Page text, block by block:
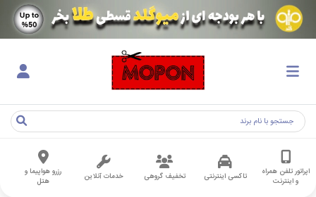
اپراتور تلفن همراه
و اینترنت
تاکسی اینترنتی تخفیف گروهی خدمات آنلاین
رزرو هواپیما و
هتل